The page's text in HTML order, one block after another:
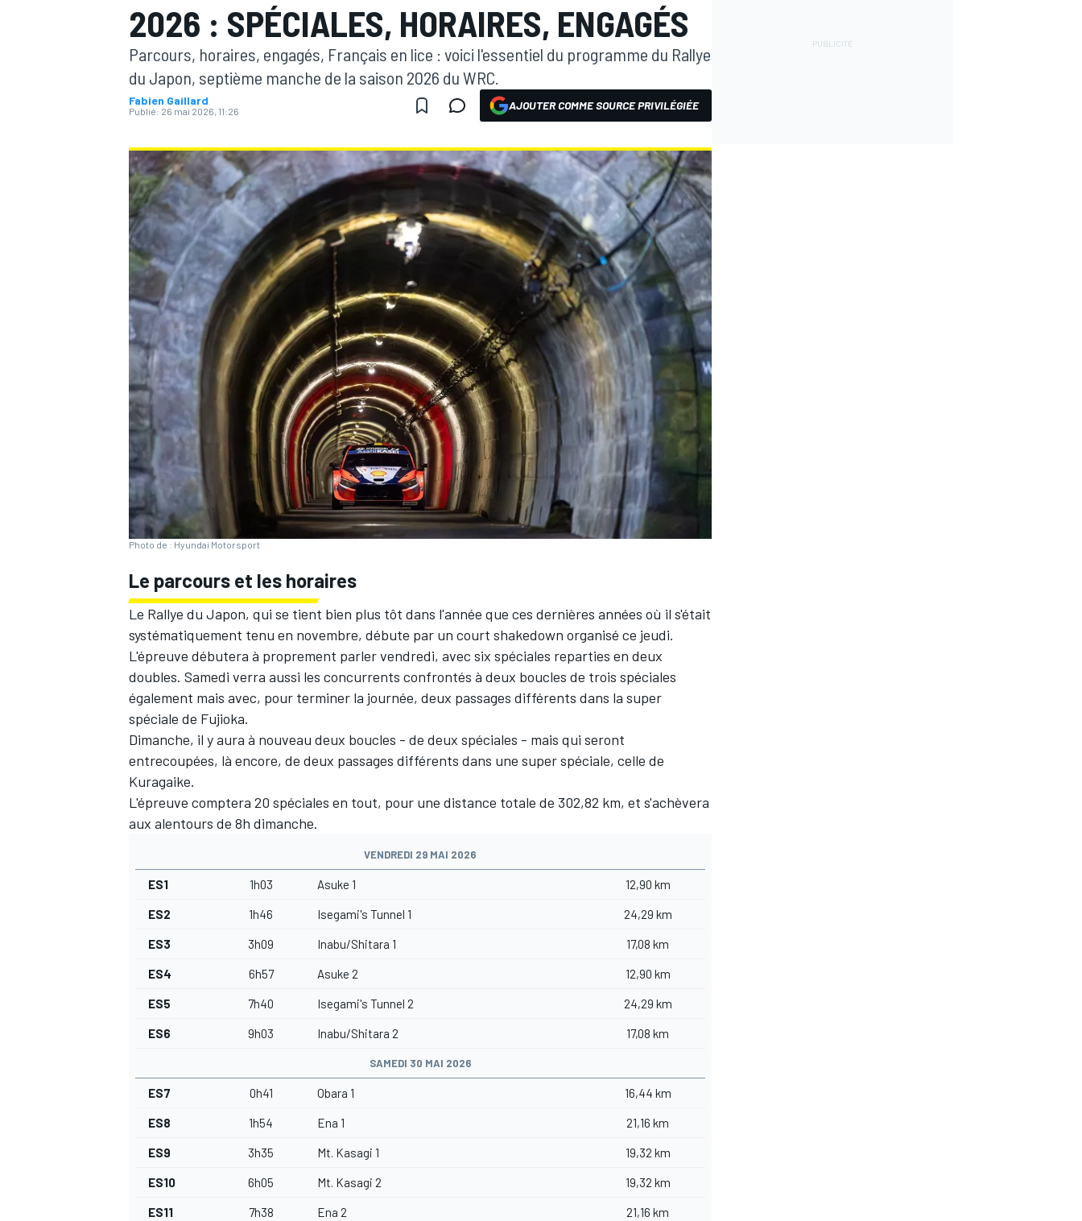
WRC
WEC
2026 : SPÉCIALES, HORAIRES, ENGAGÉS
Parcours, horaires, engagés, Français en lice : voici l'essentiel du programme du Rallye
du Japon, septième manche de la saison 2026 du WRC.
Fabien Gaillard
Publié: 26 mai 2026, 11:26 AJOUTER COMME SOURCE PRIVILÉGIÉE
Photo de : Hyundai Motorsport
Le parcours et les horaires
Le Rallye du Japon, qui se tient bien plus tôt dans l'année que ces dernières années où il s'était
systématiquement tenu en novembre, débute par un court shakedown organisé ce jeudi.
L'épreuve débutera à proprement parler vendredi, avec six spéciales reparties en deux
doubles. Samedi verra aussi les concurrents confrontés à deux boucles de trois spéciales
également mais avec, pour terminer la journée, deux passages différents dans la super
spéciale de Fujioka.
Dimanche, il y aura à nouveau deux boucles - de deux spéciales - mais qui seront
entrecoupées, là encore, de deux passages différents dans une super spéciale, celle de
Kuragaike.
L'épreuve comptera 20 spéciales en tout, pour une distance totale de 302,82 km, et s'achèvera
aux alentours de 8h dimanche.
VENDREDI 29 MAI 2026
ES1 1h03 Asuke 1 12,90 km
ES2 1h46 Isegami's Tunnel 1 24,29 km
ES3 3h09 Inabu/Shitara 1 17,08 km
ES4 6h57 Asuke 2 12,90 km
ES5 7h40 Isegami's Tunnel 2 24,29 km
ES6 9h03 Inabu/Shitara 2 17,08 km
SAMEDI 30 MAI 2026
ES7 0h41 Obara 1 16,44 km
ES8 1h54 Ena 1 21,16 km
ES9 3h35 Mt. Kasagi 1 19,32 km
ES10 6h05 Mt. Kasagi 2 19,32 km
ES11 7h38 Ena 2 21,16 km